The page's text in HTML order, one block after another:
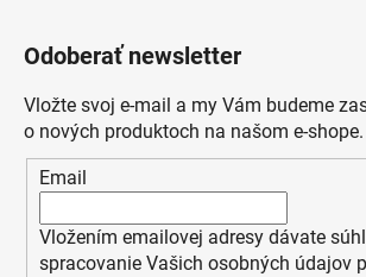
Odoberať newsletter
Vložte svoj e-mail a my Vám budeme
o nových produktoch na našom e-shope.
Email
Vložením emailovej adresy dávate
spracovanie Vašich osobných údajov